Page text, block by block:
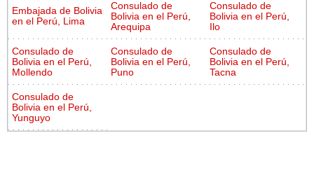
Embajada de Bolivia
en el Perú, Lima
Consulado de
Bolivia en el Perú,
Arequipa
Consulado de
Bolivia en el Perú,
Ilo
Consulado de
Bolivia en el Perú,
Mollendo
Consulado de
Bolivia en el Perú,
Puno
Consulado de
Bolivia en el Perú,
Tacna
Consulado de
Bolivia en el Perú,
Yunguyo